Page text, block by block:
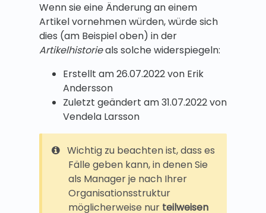
Wenn sie eine Änderung an einem
Artikel vornehmen würden, würde sich
dies (am Beispiel oben) in der
Artikelhistorieals solche widerspiegeln:
Erstellt am 26.07.2022 von Erik
Andersson
Zuletzt geändert am 31.07.2022 von
Vendela Larsson
Wichtig zu beachten ist, dass es
Fälle geben kann, in denen Sie
als Manager je nach Ihrer
Organisationsstruktur
möglicherweise nur teilweisen